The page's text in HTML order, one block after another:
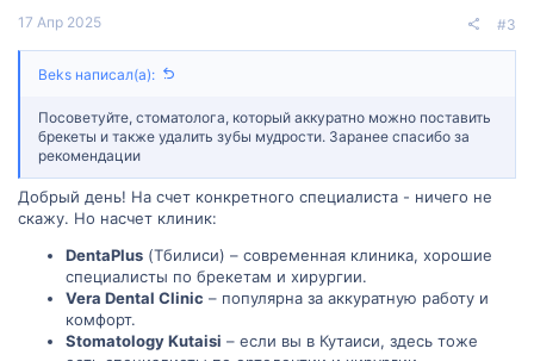
17 Апр 2025 #3
Beks написал(а):
Посоветуйте, стоматолога, который аккуратно можно поставить
брекеты и также удалить зубы мудрости. Заранее спасибо за
рекомендации
Добрый день! На счет конкретного специалиста - ничего не
скажу. Но насчет клиник:
DentaPlus (Тбилиси) – современная клиника, хорошие
специалисты по брекетам и хирургии.
Vera Dental Clinic – популярна за аккуратную работу и
комфорт.
Stomatology Kutaisi – если вы в Кутаиси, здесь тоже